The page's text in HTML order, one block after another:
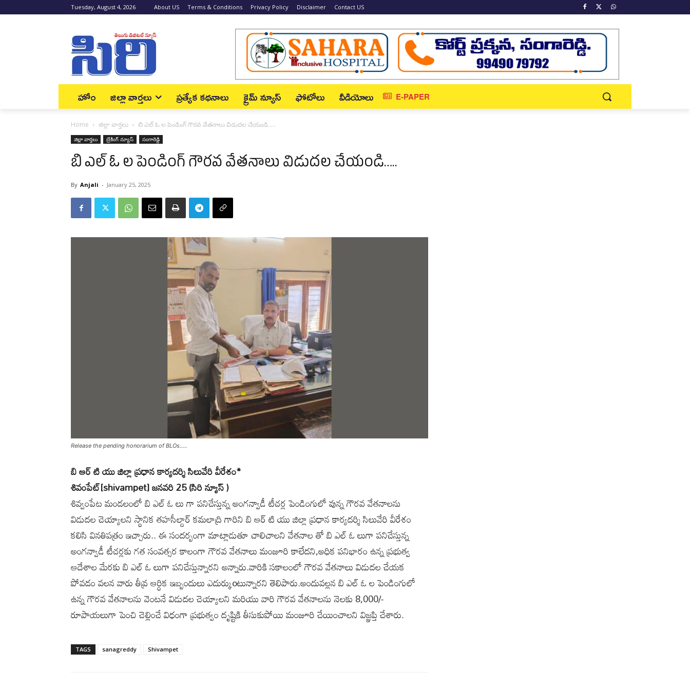
Tuesday, August 4, 2026 About US Terms & Conditions Privacy Policy Disclaimer Contact US
హోం జిల్లా వార్త‌లు ప్రత్యేక కథనాలు క్రైమ్ న్యూస్‌ ఫోటోలు వీడియోలు E-PAPER
Home జిల్లా వార్త‌లు బి ఎల్ ఓ ల పెండింగ్ గౌరవ వేతనాలు విడుదల చేయండి…..
జిల్లా వార్త‌లు బ్రేకింగ్ న్యూస్‌ సంగారెడ్డి
బి ఎల్ ఓ ల పెండింగ్ గౌరవ వేతనాలు విడుదల చేయండి…..
By Anjali - January 25, 2025
Release the pending honorarium of BLOs…..
బి ఆర్ టి యు జిల్లా ప్రధాన కార్యదర్శి సిలువేరి వీరేశం*
శివంపేట్[shivampet] జనవరి 25 (సిరి న్యూస్ )
శివ్వంపేట మండలంలో బి ఎల్ ఓ లు గా పనిచేస్తున్న అంగన్వాడీ టీచర్ల పెండింగులో వున్న గౌరవ వేతనాలను
విడుదల చెయ్యాలని స్థానిక తహసీల్దార్ కమలాద్రి గారిని బి ఆర్ టి యు జిల్లా ప్రధాన కార్యదర్శి సిలువేరి వీరేశం
కలిసి వినతిపత్రం ఇచ్చారు.. ఈ సందర్బంగా మాట్లాడుతూ చాలిచాలని వేతనాల తో బి ఎల్ ఓ లుగా పనిచేస్తున్న
అంగన్వాడీ టీచర్లకు గత సంవత్సర కాలంగా గౌరవ వేతనాలు మంజూరి కాలేదని,అధిక పనిభారం ఉన్న ప్రభుత్వ
ఆదేశాల మేరకు బి ఎల్ ఓ లుగా పనిచేస్తున్నారని అన్నారు.వారికి సకాలంలో గౌరవ వేతనాలు విడుదల చేయక
పోవడం వలన వారు తీవ్ర ఆర్ధిక ఇబ్బందులు ఎదుర్కుoటున్నారని తెలిపారు.అందువల్లన బి ఎల్ ఓ ల పెండింగులో
ఉన్న గౌరవ వేతనాలను వెంటనే విడుదల చెయ్యాలని మరియు వారి గౌరవ వేతనాలను నెలకు 8,000/-
రూపాయలుగా పెంచి చెల్లించే విధంగా ప్రభుత్వం దృష్టికి తీసుకుపోయి మంజూరి చేయించాలని విజ్ఞప్తి చేశారు.
TAGS sanagreddy Shivampet